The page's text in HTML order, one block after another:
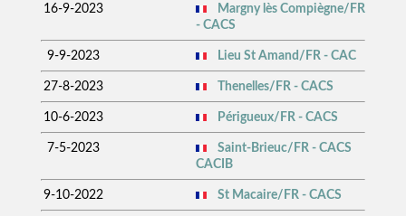
16-9-2023
Margny lès Compiègne/FR
- CACS
9-9-2023 Lieu St Amand/FR - CAC
27-8-2023 Thenelles/FR - CACS
10-6-2023 Périgueux/FR - CACS
7-5-2023
Saint-Brieuc/FR - CACS
CACIB
9-10-2022 St Macaire/FR - CACS